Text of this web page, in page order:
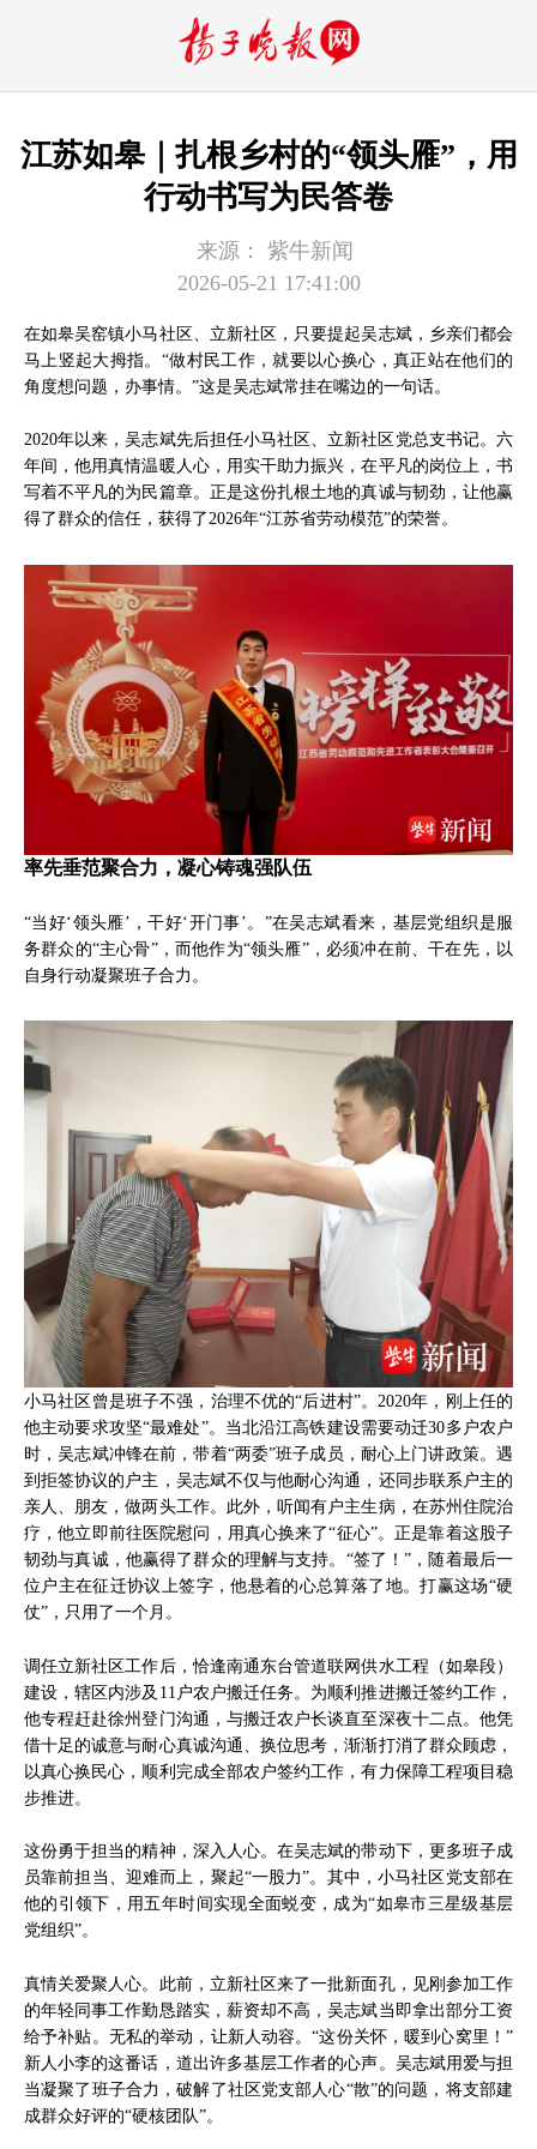
江苏如皋｜扎根乡村的“领头雁”，用
行动书写为民答卷
来源：
紫牛新闻
2026-05-21 17:41:00
在如皋吴窑镇小马社区、立新社区，只要提起吴志斌，乡亲们都会
马上竖起大拇指。“做村民工作，就要以心换心，真正站在他们的
角度想问题，办事情。”这是吴志斌常挂在嘴边的一句话。
2020年以来，吴志斌先后担任小马社区、立新社区党总支书记。六
年间，他用真情温暖人心，用实干助力振兴，在平凡的岗位上，书
写着不平凡的为民篇章。正是这份扎根土地的真诚与韧劲，让他赢
得了群众的信任，获得了2026年“江苏省劳动模范”的荣誉。
率先垂范聚合力，凝心铸魂强队伍
“当好‘领头雁’，干好‘开门事’。”在吴志斌看来，基层党组织是服
务群众的“主心骨”，而他作为“领头雁”，必须冲在前、干在先，以
自身行动凝聚班子合力。
小马社区曾是班子不强，治理不优的“后进村”。2020年，刚上任的
他主动要求攻坚“最难处”。当北沿江高铁建设需要动迁30多户农户
时，吴志斌冲锋在前，带着“两委”班子成员，耐心上门讲政策。遇
到拒签协议的户主，吴志斌不仅与他耐心沟通，还同步联系户主的
亲人、朋友，做两头工作。此外，听闻有户主生病，在苏州住院治
疗，他立即前往医院慰问，用真心换来了“征心”。正是靠着这股子
韧劲与真诚，他赢得了群众的理解与支持。“签了！”，随着最后一
位户主在征迁协议上签字，他悬着的心总算落了地。打赢这场“硬
仗”，只用了一个月。
调任立新社区工作后，恰逢南通东台管道联网供水工程（如皋段）
建设，辖区内涉及11户农户搬迁任务。为顺利推进搬迁签约工作，
他专程赶赴徐州登门沟通，与搬迁农户长谈直至深夜十二点。他凭
借十足的诚意与耐心真诚沟通、换位思考，渐渐打消了群众顾虑，
以真心换民心，顺利完成全部农户签约工作，有力保障工程项目稳
步推进。
这份勇于担当的精神，深入人心。在吴志斌的带动下，更多班子成
员靠前担当、迎难而上，聚起“一股力”。其中，小马社区党支部在
他的引领下，用五年时间实现全面蜕变，成为“如皋市三星级基层
党组织”。
真情关爱聚人心。此前，立新社区来了一批新面孔，见刚参加工作
的年轻同事工作勤恳踏实，薪资却不高，吴志斌当即拿出部分工资
给予补贴。无私的举动，让新人动容。“这份关怀，暖到心窝里！”
新人小李的这番话，道出许多基层工作者的心声。吴志斌用爱与担
当凝聚了班子合力，破解了社区党支部人心“散”的问题，将支部建
成群众好评的“硬核团队”。